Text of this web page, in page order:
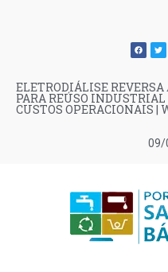
09/
ELETRODIÁLISE
PARA REÚSO INDUSTRIAL
CUSTOS OPERACIONAIS